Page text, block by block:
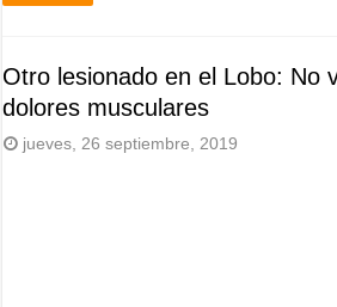
Otro lesionado en el Lobo: No
dolores musculares
jueves, 26 septiembre, 2019